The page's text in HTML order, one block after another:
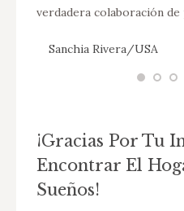
verdadera colaboración
Sanchia Rivera/USA
¡Gracias Por Tu
Encontrar El
Sueños!